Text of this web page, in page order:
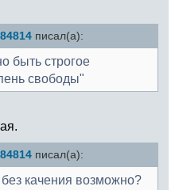
писал(а):
быть строгое
свободы"
писал(а):
качения возможно?